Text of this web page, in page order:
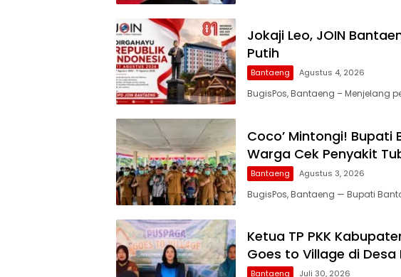
Jokaji Leo, JOIN
Putih
Bantaeng Agustus 4, 2026
BugisPos, Bantaeng – Menjelang
Coco’ Mintongi!
Warga Cek Penyakit
Bantaeng Agustus 3, 2026
BugisPos, Bantaeng — Bupati
Ketua TP PKK
Goes to Village di Desa
Bantaeng Juli 30, 2026